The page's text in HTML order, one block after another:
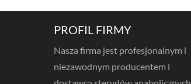
PROFIL FIRMY
Nasza firma jest profesjonalnym i
niezawodnym producentem i